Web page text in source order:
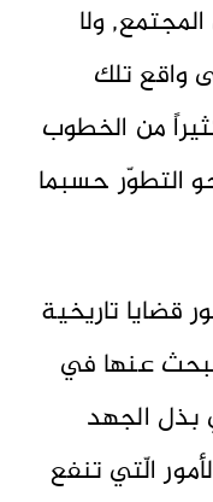
ولا
واقع تلك
من الخطوب
التطوّر حسبما
قضايا تاريخية
عنها في
بذل الجهد
الّتي تنفع